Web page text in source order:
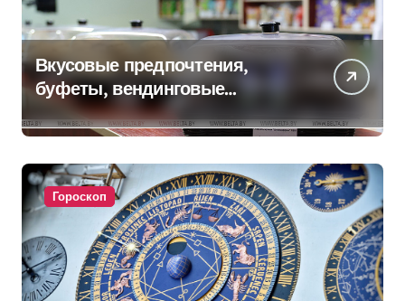
Вкусовые предпочтения,
буфеты, вендинговые
аппараты. Минобразования об
изменениях в школьном
питании
Гороскоп